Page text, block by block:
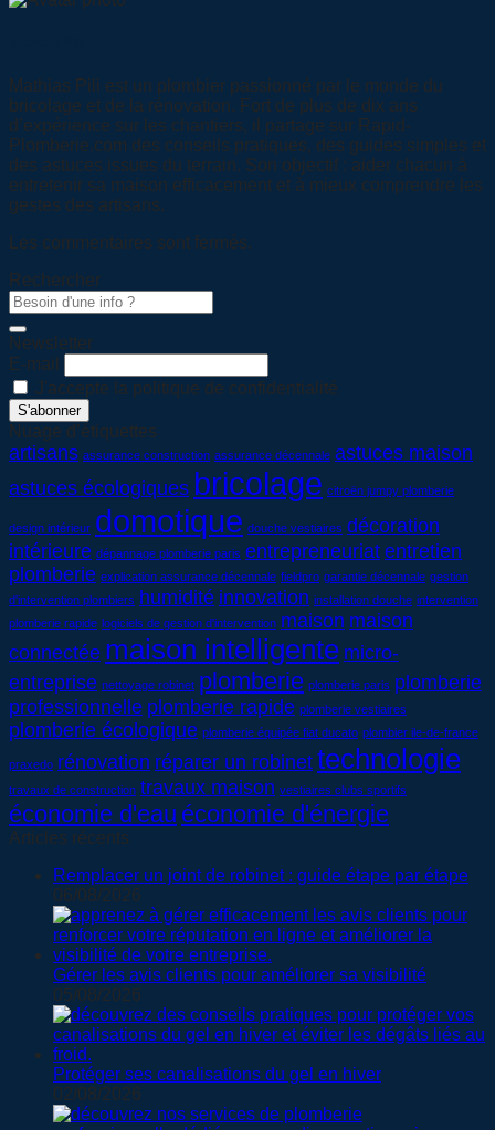
Mathias Pili est un plombier passionné par le monde du
bricolage et de la rénovation. Fort de plus de dix ans
d’expérience sur les chantiers, il partage sur Rapid-
Plomberie.com des conseils pratiques, des guides simples et
des astuces issues du terrain. Son objectif : aider chacun à
entretenir sa maison efficacement et à mieux comprendre les
gestes des artisans.
Les commentaires sont fermés.
Rechercher
Newsletter
E-mail
J'accepte la politique de confidentialité
Nuage d’étiquettes
artisans assurance construction assurance décennale astuces maison
astuces écologiques bricolage citroën jumpy plomberie
design intérieur domotique douche vestiaires décoration
intérieure dépannage plomberie paris entrepreneuriat entretien
plomberie explication assurance décennale fieldpro garantie décennale gestion
d'intervention plombiers humidité innovation installation douche intervention
plomberie rapide logiciels de gestion d'intervention maison maison
connectée maison intelligente micro-
entreprise nettoyage robinet plomberie plomberie paris plomberie
professionnelle plomberie rapide plomberie vestiaires
plomberie écologique plomberie équipée fiat ducato plombier ile-de-france
praxedo rénovation réparer un robinet technologie
travaux de construction travaux maison vestiaires clubs sportifs
économie d'eau économie d'énergie
Articles récents
Remplacer un joint de robinet : guide étape par étape
06/08/2026
Gérer les avis clients pour améliorer sa visibilité
05/08/2026
Protéger ses canalisations du gel en hiver
02/08/2026